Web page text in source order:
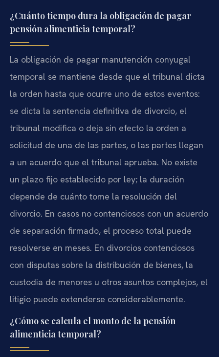
¿Cuánto tiempo dura la obligación de pagar
pensión alimenticia temporal?
La obligación de pagar manutención conyugal
temporal se mantiene desde que el tribunal dicta
la orden hasta que ocurre uno de estos eventos:
se dicta la sentencia definitiva de divorcio, el
tribunal modifica o deja sin efecto la orden a
solicitud de una de las partes, o las partes llegan
a un acuerdo que el tribunal aprueba. No existe
un plazo fijo establecido por ley; la duración
depende de cuánto tome la resolución del
divorcio. En casos no contenciosos con un acuerdo
de separación firmado, el proceso total puede
resolverse en meses. En divorcios contenciosos
con disputas sobre la distribución de bienes, la
custodia de menores u otros asuntos complejos, el
litigio puede extenderse considerablemente.
¿Cómo se calcula el monto de la pensión
alimenticia temporal?